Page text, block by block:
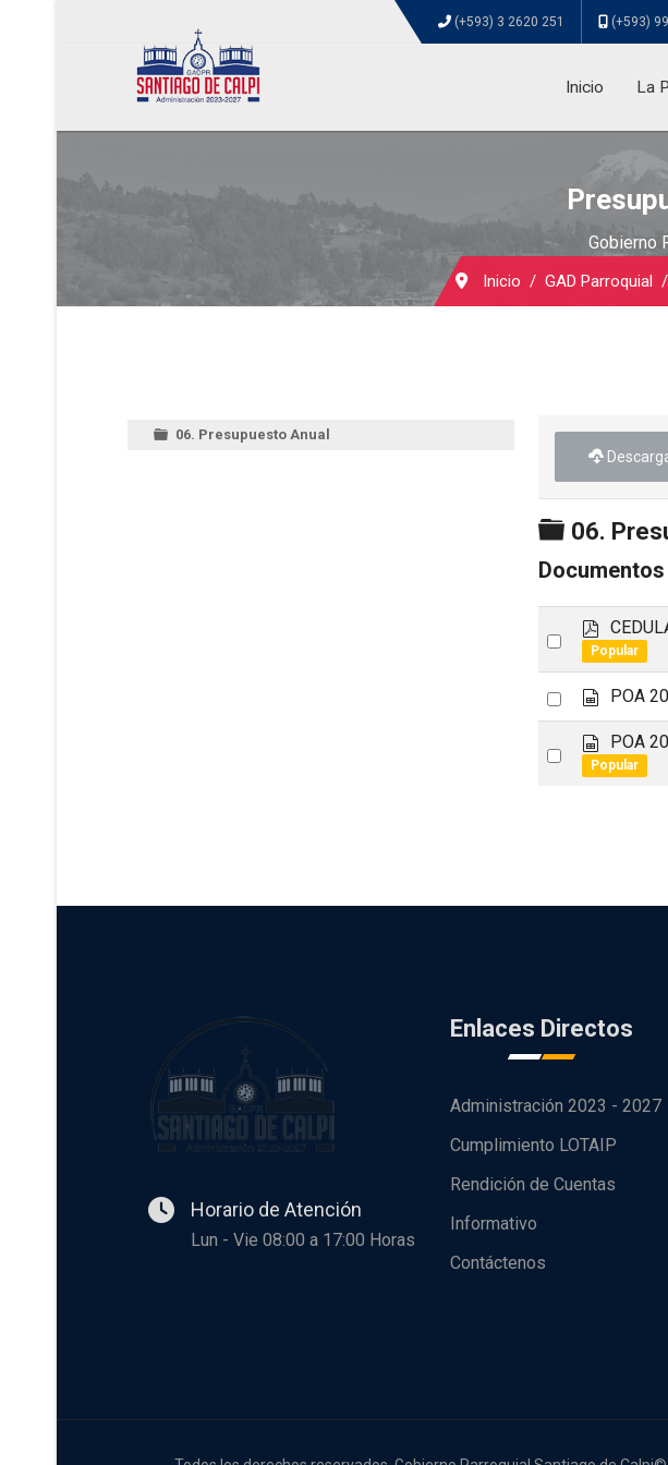
(+593) 3 2620 251 (+593)
Inicio La
Gobierno
Inicio GAD Parroquial
06. Presupuesto Anual
Carpeta
06.
Documentos
Select
an
item
p
d
f
Popular
Select
an
item
s
p
e
a
t
POA
Select
s
p
r
POA
Popular
Horario de Atención
Lun - Vie 08:00 a 17:00 Horas
Enlaces Directos
Administración 2023 - 2027
Cumplimiento LOTAIP
Rendición de Cuentas
Informativo
Contáctenos